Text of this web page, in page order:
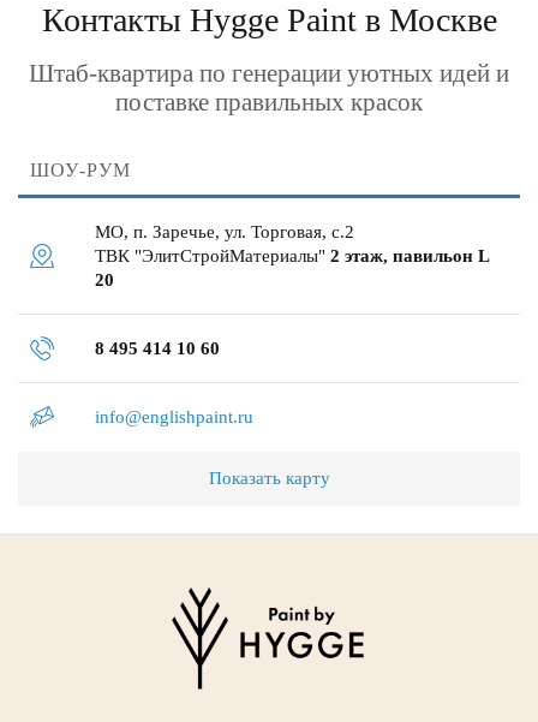
Контакты Hygge Paint в Москве
Штаб-квартира по генерации уютных идей и
поставке правильных красок
ШОУ-РУМ
МО, п. Заречье, ул. Торговая, с.2
ТВК "ЭлитСтройМатериалы" 2 этаж, павильон L
20
8 495 414 10 60
info@englishpaint.ru
Показать карту